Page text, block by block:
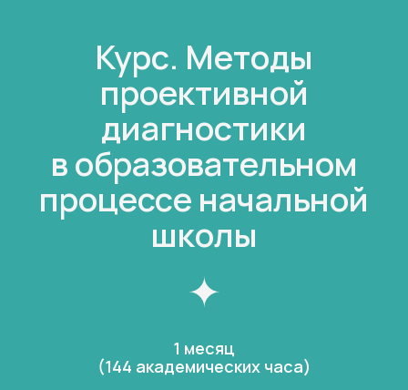
Курс. Методы
проективной
диагностики
в образовательном
процессе начальной
школы
1 месяц
(144 академических часа)